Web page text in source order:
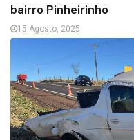
bairro Pinheirinho
15 Agosto, 2025